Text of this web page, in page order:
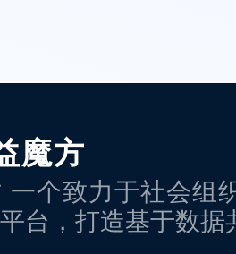
魔方
一个致力于社会组
台，打造基于数